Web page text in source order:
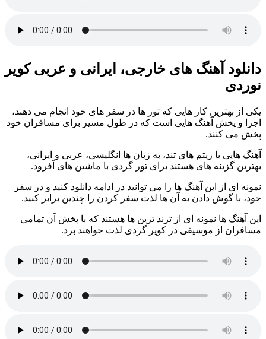
دانلود آهنگ های خارجی، ایرانی و عربی کویر
نوردی
یکی از بهترین کار هایی که تور ها در سفر های خود انجام می دهند،
اجرا و پخش آهنگ هایی است که در طول مسیر برای مسافران خود
پخش می کنند.
آهنگ هایی با ریتم های تند، به زبان ها انگلیسی، عربی و ایرانی،
بهترین گزینه های هستند برای تور گردی با ماشین های آفرود.
نمونه ای از این آهنگ ها را می توانید در ادامه دانلود کنید و در سفر
خود، با گوش دادن به آن ها لذت سفر کردن را چندین برابر کنید.
این آهنگ ها نمونه ای از ترند ترین ها هستند که با پخش آن تمامی
مسافران از موسیقی در کویر گردی لذت خواهند برد.